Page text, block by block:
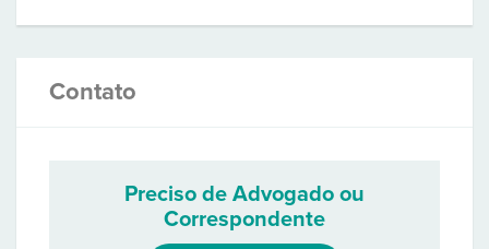
Contato
Preciso de Advogado ou
Correspondente